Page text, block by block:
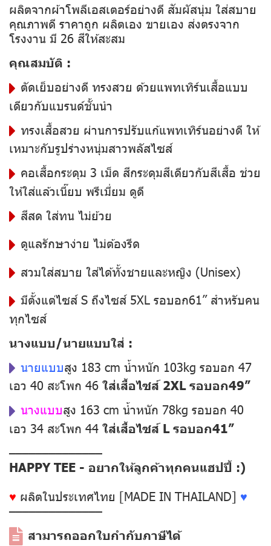
ผลิตจากผ้าโพลีเอสเตอร์อย่างดี สัมผัสนุ่ม ใส่สบาย
คุณภาพดี ราคาถูก ผลิตเอง ขายเอง ส่งตรงจาก
โรงงาน มี 26 สีให้สะสม
คุณสมบัติ :
ตัดเย็บอย่างดี ทรงสวย ด้วยแพทเทิร์นเสื้อแบบ
เดียวกับแบรนด์ชั้นนำ
ทรงเสื้อสวย ผ่านการปรับแก้แพทเทิร์นอย่างดี ให้
เหมาะกับรูปร่างหนุ่มสาวพลัสไซส์
คอเสื้อกระดุม 3 เม็ด สีกระดุมสีเดียวกับสีเสื้อ ช่วย
ให้ใส่แล้วเนี๊ยบ พรีเมี่ยม ดูดี
สีสด ใส่ทน ไม่ย้วย
ดูแลรักษาง่าย ไม่ต้องรีด
สวมใส่สบาย ใส่ได้ทั้งชายและหญิง (Unisex)
มีตั้งแต่ไซส์ S ถึงไซส์ 5XL รอบอก61” สำหรับคน
ทุกไซส์
นางแบบ/นายแบบใส่ :
นายแบบสูง 183 cm น้ำหนัก 103kg รอบอก 47
เอว 40 สะโพก 46 ใส่เสื้อไซส์ 2XL รอบอก49”
นางแบบสูง 163 cm น้ำหนัก 78kg รอบอก 40
เอว 34 สะโพก 44 ใส่เสื้อไซส์ L รอบอก41”
––––––––––––––
HAPPY TEE - อยากให้ลูกค้าทุกคนแฮปปี้ :)
♥ ผลิตในประเทศไทย [MADE IN THAILAND] ♥
––––––––––––––
สามารถออกใบกำกับภาษีได้